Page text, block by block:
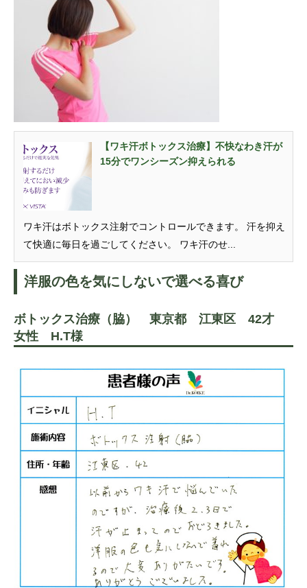
【ワキ汗ボトックス治療】不快なわき汗が
15分でワンシーズン抑えられる
ワキ汗はボトックス注射でコントロールできます。 汗を抑え
て快適に毎日を過ごしてください。 ワキ汗のせ...
洋服の色を気にしないで選べる喜び
ボトックス治療（脇） 東京都 江東区 42才
女性 H.T様